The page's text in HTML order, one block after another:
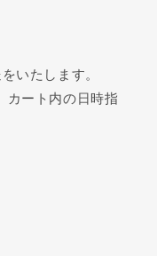
いたします。
カート内の日時指